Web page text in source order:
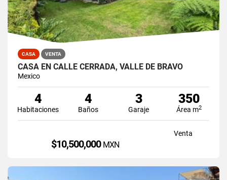
CASA VENTA
CASA EN CALLE CERRADA, VALLE DE BRAVO
Mexico
4
Habitaciones
4
Baños
3
Garaje
350
Área m2
Venta
$10,500,000 MXN